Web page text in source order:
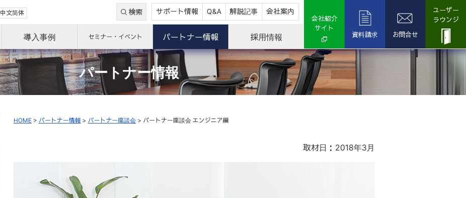
中文简体 検索 サポート情報 Q&A 解説記事 会社案内
導入事例 セミナー・イベント パートナー情報 採用情報
会社紹介
サイト
資料請求
お問合せ
ユーザー
ラウンジ
パートナー情報
HOME > パートナー情報 > パートナー座談会 > パートナー座談会 エンジニア編
取材日：2018年3月